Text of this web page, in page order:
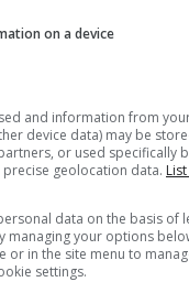
on a device
and information from
device data) may be
or used specifically
geolocation data.
data on the basis of
managing your options
or in the site menu to
settings.